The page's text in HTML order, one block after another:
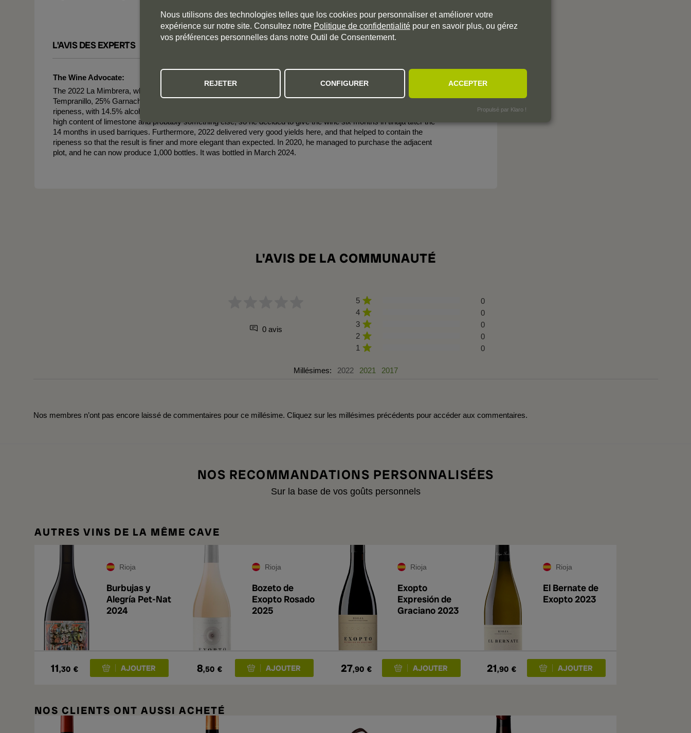
L'AVIS DES EXPERTS
The Wine Advocate:
The 2022 La Mimbrera, which carries the subtitle of Coupage Tradicional, was produced with a blend of 75%
Tempranillo, 25% Garnacha and 5% Viura from an old vineyard in Ábalos. It has a nose of sweet spices and
ripeness, with 14.5% alcohol and mellow acidity. This wine has always had some rugged tannins, because of the
high content of limestone and probably something else, so he decided to give the wine six months in tinaja after the
14 months in used barriques. Furthermore, 2022 delivered very good yields here, and that helped to contain the
ripeness so that the result is finer and more elegant than expected. In 2020, he managed to purchase the adjacent
plot, and he can now produce 1,000 bottles. It was bottled in March 2024.
L'AVIS DE LA COMMUNAUTÉ
0 avis
5
0
4
0
3
0
2
0
1
0
Millésimes: 2022 2021 2017
Nos membres n’ont pas encore laissé de commentaires pour ce millésime. Cliquez sur les millésimes précédents pour accéder aux commentaires.
NOS RECOMMANDATIONS PERSONNALISÉES
Sur la base de vos goûts personnels
AUTRES VINS DE LA MÊME CAVE
Rioja
Burbujas y
Alegría Pet-Nat
2024
11,30 €
Rioja
Bozeto de
Exopto Rosado
2025
8,50 €
Rioja
Exopto
Expresión de
Graciano 2023
27,90 €
Rioja
El Bernate de
Exopto 2023
21,90 €
NOS CLIENTS ONT AUSSI ACHETÉ
Nous utilisons des technologies telles que los cookies pour personnaliser et améliorer votre
expérience sur notre site. Consultez notre Politique de confidentialité pour en savoir plus, ou gérez
vos préférences personnelles dans notre Outil de Consentement.
REJETER CONFIGURER ACCEPTER
Propulsé par Klaro !